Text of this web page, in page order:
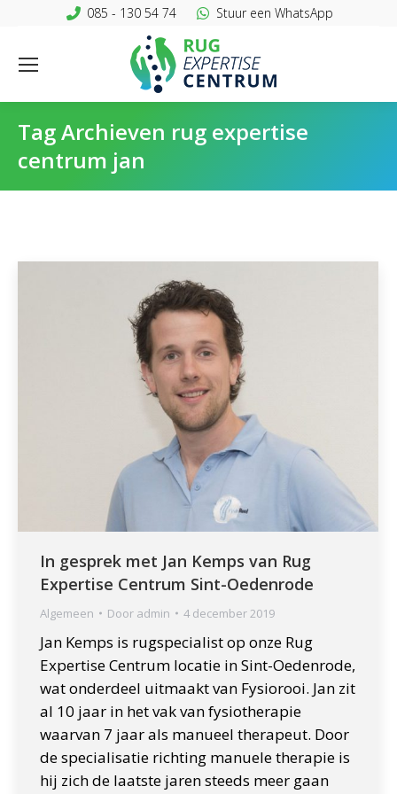
085 - 130 54 74 Stuur een WhatsApp
Tag Archieven rug expertise
centrum jan
In gesprek met Jan Kemps van Rug
Expertise Centrum Sint-Oedenrode
Algemeen Door admin 4 december 2019
Jan Kemps is rugspecialist op onze Rug
Expertise Centrum locatie in Sint-Oedenrode,
wat onderdeel uitmaakt van Fysiorooi. Jan zit
al 10 jaar in het vak van fysiotherapie
waarvan 7 jaar als manueel therapeut. Door
de specialisatie richting manuele therapie is
hij zich de laatste jaren steeds meer gaan